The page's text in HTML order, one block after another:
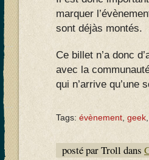
marquer
sont déjàs montés.
Ce billet n’a donc
avec la
qui n’arrive qu’une
Tags: évènement geek
posté par Troll dans